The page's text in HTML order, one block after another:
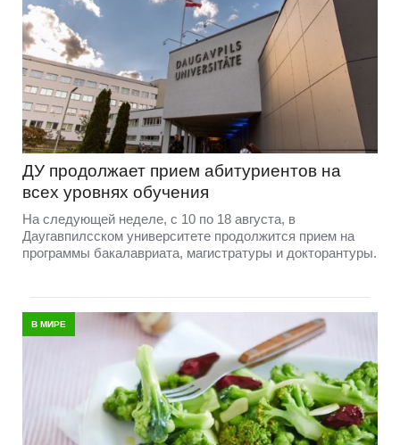
ДУ продолжает прием абитуриентов на
всех уровнях обучения
На следующей неделе, с 10 по 18 августа, в
Даугавпилсском университете продолжится прием на
программы бакалавриата, магистратуры и докторантуры.
В МИРЕ